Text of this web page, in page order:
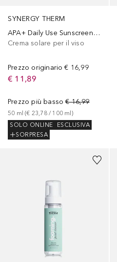
SYNERGY THERM
APA+ Daily Use Sunscreen SPF 50
Crema solare per il viso
Prezzo originario € 16,99
€ 11,89
Prezzo più basso € 16,99
50 ml (€ 23,78 / 100 ml )
SOLO ONLINE
ESCLUSIVA
SORPRESA